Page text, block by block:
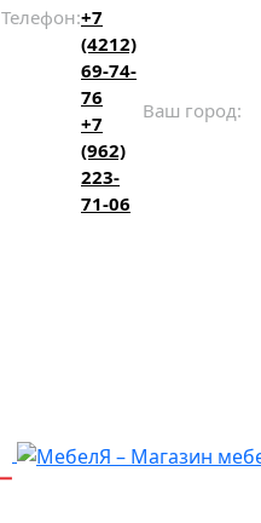
Телефон:+7
(4212)
69-74-
76
+7
(962)
223-
71-06
Ваш город: